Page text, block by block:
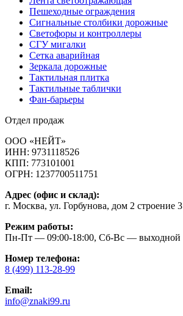
Пешеходные ограждения
Сигнальные столбики дорожные
Светофоры и контроллеры
СГУ мигалки
Cетка аварийная
Зеркала дорожные
Тактильная плитка
Тактильные таблички
Фан-барьеры
Отдел продаж
ООО «НЕЙТ»
ИНН: 9731118526
КПП: 773101001
ОГРН: 1237700511751
Адрес (офис и склад):
г. Москва, ул. Горбунова, дом 2 строение 3
Режим работы:
Пн-Пт — 09:00-18:00, Сб-Вс — выходной
Номер телефона:
8 (499) 113-28-99
Email:
info@znaki99.ru